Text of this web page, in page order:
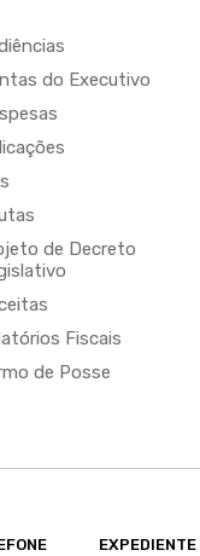
do Executivo
de Decreto
Fiscais
de Posse
EXPEDIENTE